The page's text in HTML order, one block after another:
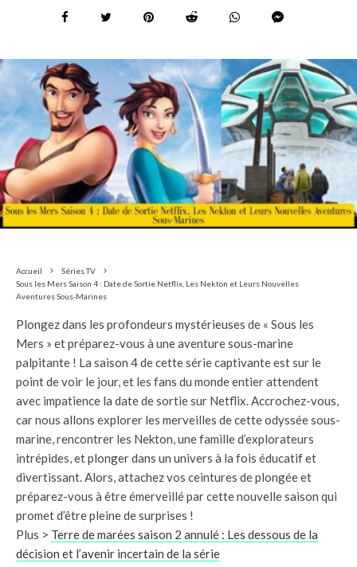
Accueil
Séries TV
Sous les Mers Saison 4 : Date de Sortie Netflix, Les Nekton et Leurs Nouvelles
Aventures Sous-Marines
Plongez dans les profondeurs mystérieuses de « Sous les
Mers » et préparez-vous à une aventure sous-marine
palpitante ! La saison 4 de cette série captivante est sur le
point de voir le jour, et les fans du monde entier attendent
avec impatience la date de sortie sur Netflix. Accrochez-vous,
car nous allons explorer les merveilles de cette odyssée sous-
marine, rencontrer les Nekton, une famille d’explorateurs
intrépides, et plonger dans un univers à la fois éducatif et
divertissant. Alors, attachez vos ceintures de plongée et
préparez-vous à être émerveillé par cette nouvelle saison qui
promet d’être pleine de surprises !
Plus > Terre de marées saison 2 annulé : Les dessous de la
décision et l’avenir incertain de la série